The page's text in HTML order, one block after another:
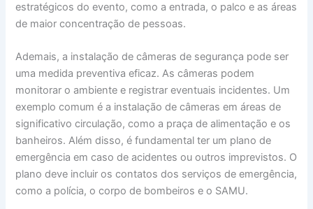
estratégicos do evento, como a entrada, o palco e as áreas
de maior concentração de pessoas.
Ademais, a instalação de câmeras de segurança pode ser
uma medida preventiva eficaz. As câmeras podem
monitorar o ambiente e registrar eventuais incidentes. Um
exemplo comum é a instalação de câmeras em áreas de
significativo circulação, como a praça de alimentação e os
banheiros. Além disso, é fundamental ter um plano de
emergência em caso de acidentes ou outros imprevistos. O
plano deve incluir os contatos dos serviços de emergência,
como a polícia, o corpo de bombeiros e o SAMU.